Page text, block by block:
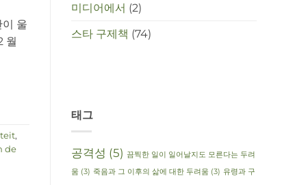
울
월
,
de
미디어에서 (2)
스타 구제책 (74)
태그
공격성 (5) 끔찍한 일이 일어날지도 모른다는 두려
움 (3) 죽음과 그 이후의 삶에 대한 두려움 (3) 유령과 구